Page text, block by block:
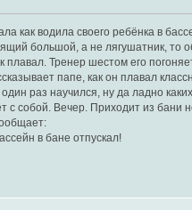
как водила своего ребёнка в
большой, а не лягушатник, то
плавал. Тренер шестом его
папе, как он плавал
раз научился, ну да ладно
с собой. Вечер. Приходит из бани
в бане отпускал!